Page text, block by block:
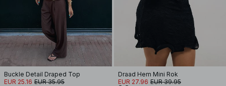
Buckle Detail Draped Top
EUR 25.16 EUR 35.95
Draad Hem Mini Rok
EUR 27.96 EUR 39.95